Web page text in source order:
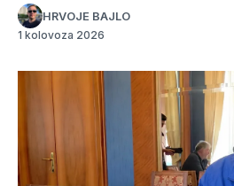
HRVOJE BAJLO
1 kolovoza 2026